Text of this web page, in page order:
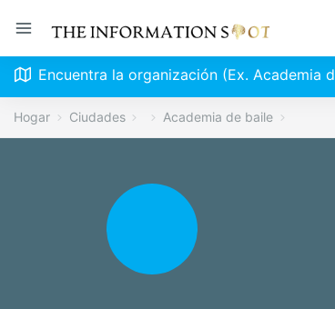
Encuentra la organización (Ex. Academia
Hogar Ciudades Academia de baile